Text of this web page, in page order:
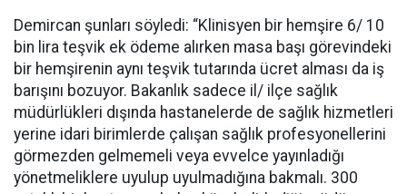
Demircan şunları söyledi: “Klinisyen bir hemşire 6/ 10
bin lira teşvik ek ödeme alırken masa başı görevindeki
bir hemşirenin aynı teşvik tutarında ücret alması da iş
barışını bozuyor. Bakanlık sadece il/ ilçe sağlık
müdürlükleri dışında hastanelerde de sağlık hizmetleri
yerine idari birimlerde çalışan sağlık profesyonellerini
görmezden gelmemeli veya evvelce yayınladığı
yönetmeliklere uyulup uyulmadığına bakmalı. 300